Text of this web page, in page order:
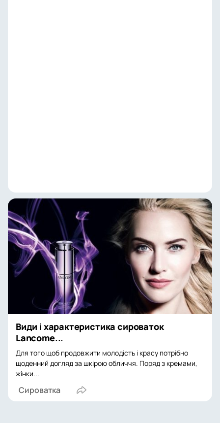
Види і характеристика сироваток
Lancome...
Для того щоб продовжити молодість і красу потрібно
щоденний догляд за шкірою обличчя. Поряд з кремами,
жінки...
Сироватка